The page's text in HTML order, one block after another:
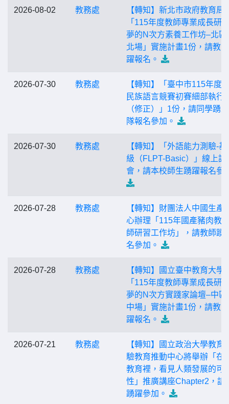
2026-08-02 教務處
【轉知】新北市政府教育局
「115年度教師專業成長研
夢的N次方素養工作坊–北區
北場」實施計畫1份，請教
躍報名。
2026-07-30 教務處
【轉知】「臺中市115年度
民族語言競賽初賽細部執行
（修正）」1份，請同學踴
隊報名參加。
2026-07-30 教務處
【轉知】「外語能力測驗-基
級（FLPT-Basic）」線上說
會，請本校師生踴躍報名參
2026-07-28 教務處
【轉知】財團法人中國生產
心辦理「115年國產豬肉教
師研習工作坊」，請教師踴
名參加。
2026-07-28 教務處
【轉知】國立臺中教育大學
「115年度教師專業成長研
夢的N次方實踐家論壇–中區
中場」實施計畫1份，請教
躍報名。
2026-07-21 教務處
【轉知】國立政治大學教育
驗教育推動中心將舉辦「在
教育裡，看見人類發展的可
性」推廣講座Chapter2，請
踴躍參加。